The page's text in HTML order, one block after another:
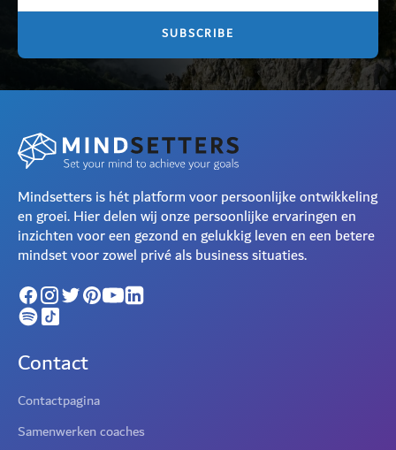
Mindsetters is hét platform voor persoonlijke ontwikkeling
en groei. Hier delen wij onze persoonlijke ervaringen en
inzichten voor een gezond en gelukkig leven en een betere
mindset voor zowel privé als business situaties.
Contact
Contactpagina
Samenwerken coaches